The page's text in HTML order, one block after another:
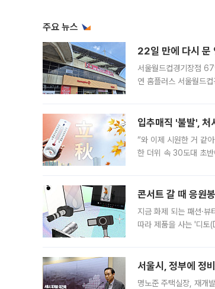
주요 뉴스
22일 만에 다시 문
서울월드컵경기장점
연 홈플러스 서울월드
입추매직 '불발',
“와 이제 시원한 거 같
한 더위 속 30도대 초반
콘서트 갈 때 응원
지금 화제 되는 패션·
따라 제품을 사는 '디토
서울시, 정부에 정
명노준 주택실장, 재개